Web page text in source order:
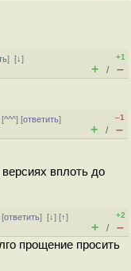
][↓]
+1
+ / –
[^^^] [ответить]
–1
+ / –
вплоть до
[ответить][↓] [↑]
+2
+ / –
прощение просить